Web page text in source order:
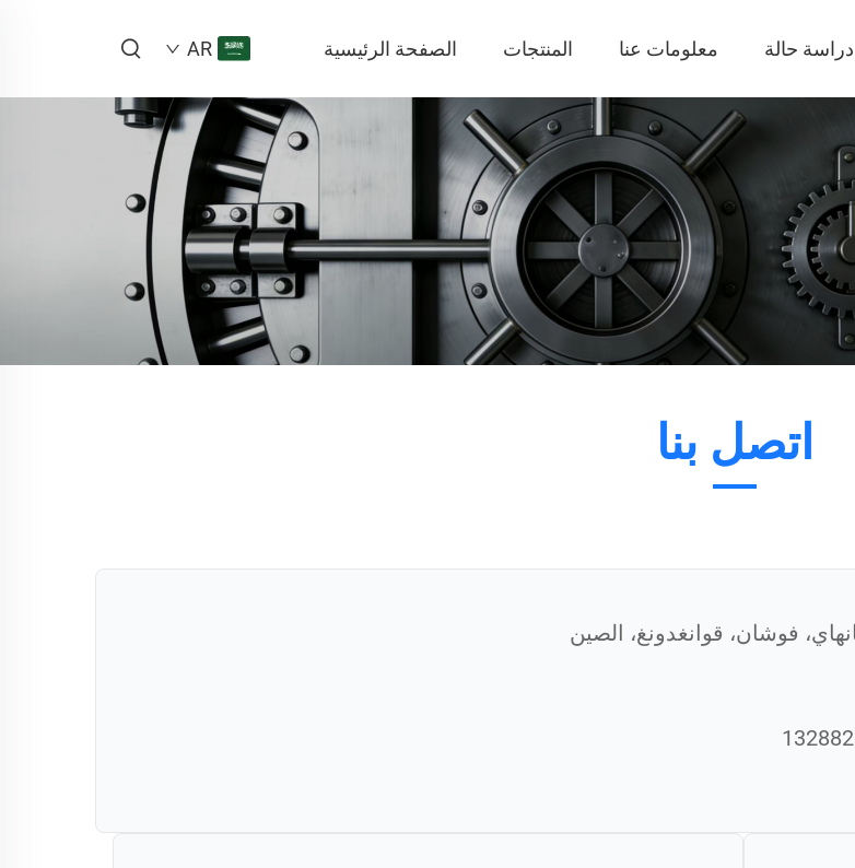
الصفحة الرئيسية المنتجات معلومات عنا دراسة حالة AR
اتصل بنا